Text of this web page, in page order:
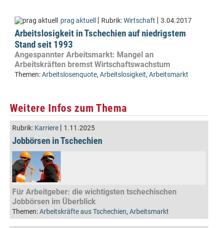
prag aktuell | Rubrik:Wirtschaft | 3.04.2017
Arbeitslosigkeit in Tschechien auf niedrigstem
Stand seit 1993
Angespannter Arbeitsmarkt: Mangel an
Arbeitskräften bremst Wirtschaftswachstum
Themen:Arbeitslosenquote, Arbeitslosigkeit, Arbeitsmarkt
Weitere Infos zum Thema
Rubrik: Karriere | 1.11.2025
Jobbörsen in Tschechien
Für Arbeitgeber: die wichtigsten tschechischen
Jobbörsen im Überblick
Themen:Arbeitskräfte aus Tschechien, Arbeitsmarkt